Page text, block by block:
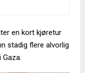
en kort kjøretur
stadig flere alvorlig